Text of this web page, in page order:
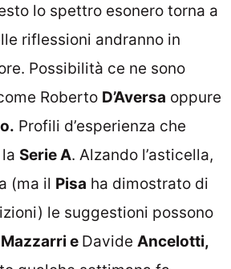
lo spettro esonero torna a
riflessioni andranno in
Possibilità ce ne sono
Roberto D’Aversa oppure
Profili d’esperienza che
Serie A. Alzando l’asticella,
(ma il Pisa ha dimostrato di
le suggestioni possono
Mazzarri e Davide Ancelotti,